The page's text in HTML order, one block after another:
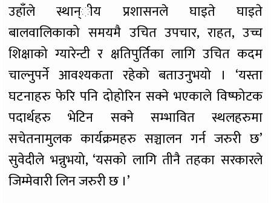
उहाँले स्थान्ीय प्रशासनले घाइते घाइते
बालवालिकाको समयमै उचित उपचार, राहत, उच्च
शिक्षाको ग्यारेन्टी र क्षतिपुर्तिका लागि उचित कदम
चाल्नुपर्ने आवश्यकता रहेको बताउनुभयो । ‘यस्ता
घटनाहरु फेरि पनि दोहोरिन सक्ने भएकाले विष्फोटक
पदार्थहरु भेटिन सक्ने सम्भावित स्थलहरुमा
सचेतनामुलक कार्यक्रमहरु सञ्चालन गर्न जरुरी छ’
सुवेदीले भन्नुभयो, ‘यसको लागि तीनै तहका सरकारले
जिम्मेवारी लिन जरुरी छ ।’